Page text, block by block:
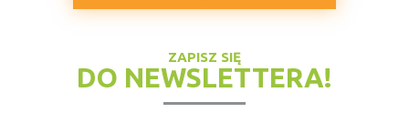
ZAPISZ SIĘ
DO NEWSLETTERA!